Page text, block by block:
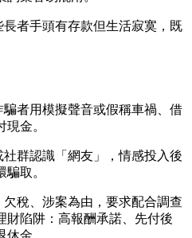
者手頭有存款但生活寂寞，既
者用模擬聲音或假稱車禍、借
金。
群認識「網友」，情感投入後
取。
稅、涉案為由，要求配合調查
財陷阱：高報酬承諾、先付後